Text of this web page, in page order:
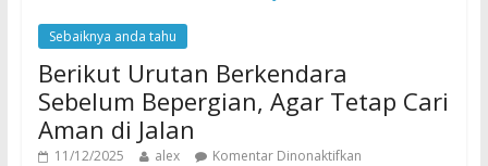
Sebaiknya anda tahu
Berikut Urutan Berkendara
Sebelum Bepergian, Agar Tetap Cari
Aman di Jalan
11/12/2025 alex Komentar Dinonaktifkan